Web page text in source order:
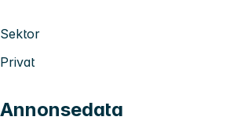
Sektor
Privat
Annonsedata